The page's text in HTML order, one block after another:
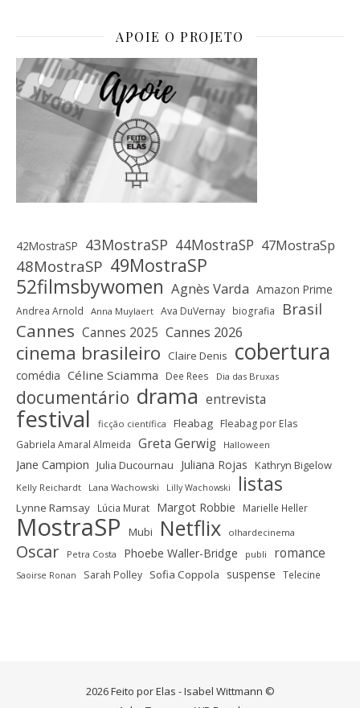
APOIE O PROJETO
42MostraSP 43MostraSP 44MostraSP 47MostraSp
48MostraSP 49MostraSP
52filmsbywomen Agnès Varda Amazon Prime
Andrea Arnold Anna Muylaert Ava DuVernay biografia Brasil
Cannes Cannes 2025 Cannes 2026
cinema brasileiro Claire Denis cobertura
comédia Céline Sciamma Dee Rees Dia das Bruxas
documentário drama entrevista
festival ficção científica Fleabag Fleabag por Elas
Gabriela Amaral Almeida Greta Gerwig Halloween
Jane Campion Julia Ducournau Juliana Rojas Kathryn Bigelow
Kelly Reichardt Lana Wachowski Lilly Wachowski listas
Lynne Ramsay Lúcia Murat Margot Robbie Marielle Heller
MostraSP Mubi Netflix olhardecinema
Oscar Petra Costa Phoebe Waller-Bridge publi romance
Saoirse Ronan Sarah Polley Sofia Coppola suspense Telecine
2026 Feito por Elas - Isabel Wittmann ©